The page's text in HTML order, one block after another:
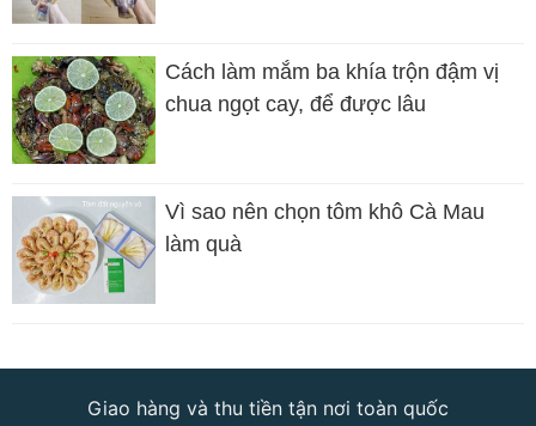
Cách làm mắm ba khía trộn đậm vị
chua ngọt cay, để được lâu
Vì sao nên chọn tôm khô Cà Mau
làm quà
Giao hàng và thu tiền tận nơi toàn quốc